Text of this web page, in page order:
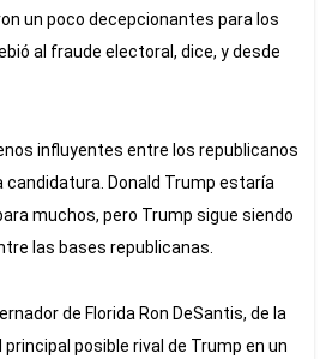
un poco decepcionantes para los
al fraude electoral, dice, y desde
influyentes entre los republicanos
Donald Trump estaría
muchos, pero Trump sigue siendo
las bases republicanas.
de Florida Ron DeSantis, de la
posible rival de Trump en un